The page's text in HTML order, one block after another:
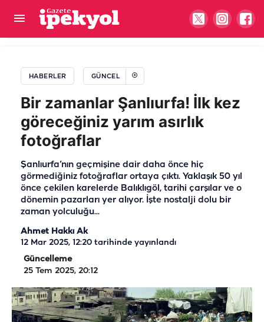
HABERLER GÜNCEL
Bir zamanlar Şanlıurfa! İlk kez
göreceğiniz yarım asırlık
fotoğraflar
Şanlıurfa’nın geçmişine dair daha önce hiç
görmediğiniz fotoğraflar ortaya çıktı. Yaklaşık 50 yıl
önce çekilen karelerde Balıklıgöl, tarihi çarşılar ve o
dönemin pazarları yer alıyor. İşte nostalji dolu bir
zaman yolculuğu...
Ahmet Hakkı Ak
12 Mar 2025, 12:20 tarihinde yayınlandı
Güncelleme
25 Tem 2025, 20:12
Şanlıurfa basınının yarım asırlık çınarı: Müslüm